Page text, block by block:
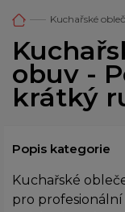
Kuchařské
obuv -
krátký
Popis kategorie
Kuchařské
pro profesionální